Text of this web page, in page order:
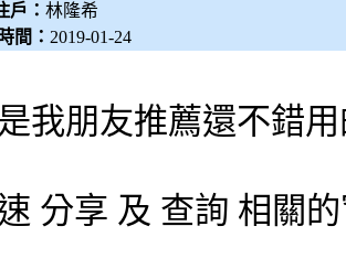
戶： 林隆希
間： 2019-01-24
我朋友推薦還不錯
分享 及 查詢 相關